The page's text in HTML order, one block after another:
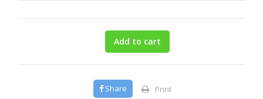
Add to cart
Share Print